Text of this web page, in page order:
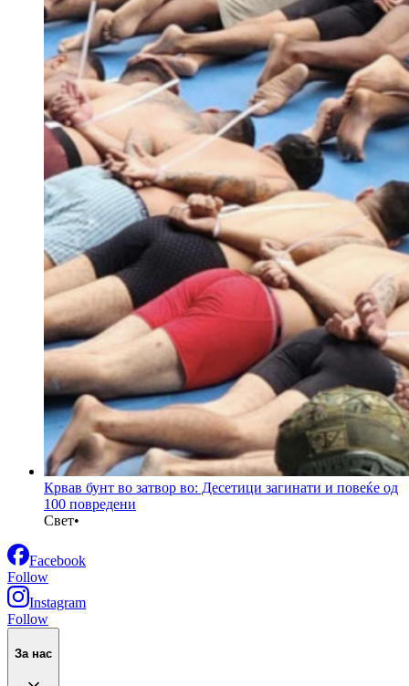
Крвав бунт во затвор во: Десетици загинати и повеќе од
100 повредени
Свет•
Facebook
Follow
Instagram
Follow
За нас